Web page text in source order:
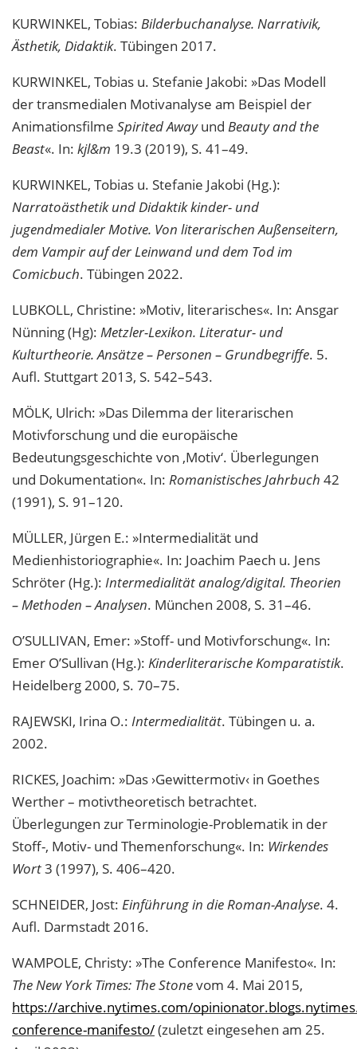
KURWINKEL, Tobias: Bilderbuchanalyse. Narrativik,
Ästhetik, Didaktik. Tübingen 2017.
KURWINKEL, Tobias u. Stefanie Jakobi: »Das Modell
der transmedialen Motivanalyse am Beispiel der
Animationsfilme Spirited Awayund Beauty and the
Beast«. In: kjl&m 19.3 (2019), S. 41–49.
KURWINKEL, Tobias u. Stefanie Jakobi (Hg.):
Narratoästhetik und Didaktik kinder- und
jugendmedialer Motive. Von literarischen Außenseitern,
dem Vampir auf der Leinwand und dem Tod im
Comicbuch. Tübingen 2022.
LUBKOLL, Christine: »Motiv, literarisches«. In: Ansgar
Nünning (Hg): Metzler-Lexikon. Literatur- und
Kulturtheorie. Ansätze – Personen – Grundbegriffe. 5.
Aufl. Stuttgart 2013, S. 542–543.
MÖLK, Ulrich: »Das Dilemma der literarischen
Motivforschung und die europäische
Bedeutungsgeschichte von ‚Motiv‘. Überlegungen
und Dokumentation«. In: Romanistisches Jahrbuch 42
(1991), S. 91–120.
MÜLLER, Jürgen E.: »Intermedialität und
Medienhistoriographie«. In: Joachim Paech u. Jens
Schröter (Hg.): Intermedialität analog/digital. Theorien
– Methoden – Analysen. München 2008, S. 31–46.
O’SULLIVAN, Emer: »Stoff- und Motivforschung«. In:
Emer O’Sullivan (Hg.): Kinderliterarische Komparatistik.
Heidelberg 2000, S. 70–75.
RAJEWSKI, Irina O.: Intermedialität. Tübingen u. a.
2002.
RICKES, Joachim: »Das ›Gewittermotiv‹ in Goethes
Werther – motivtheoretisch betrachtet.
Überlegungen zur Terminologie-Problematik in der
Stoff-, Motiv- und Themenforschung«. In: Wirkendes
Wort3 (1997), S. 406–420.
SCHNEIDER, Jost: Einführung in die Roman-Analyse. 4.
Aufl. Darmstadt 2016.
WAMPOLE, Christy: »The Conference Manifesto«. In:
The New York Times: The Stonevom 4. Mai 2015,
https://archive.nytimes.com/
conference-manifesto/(zuletzt eingesehen am 25.